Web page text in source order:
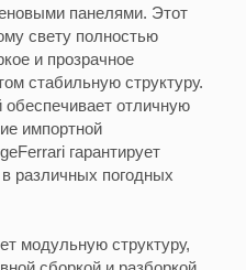
панелями. Этот
свету полностью
и прозрачное
стабильную структуру.
обеспечивает отличную
импортной
гарантирует
различных погодных
модульную структуру,